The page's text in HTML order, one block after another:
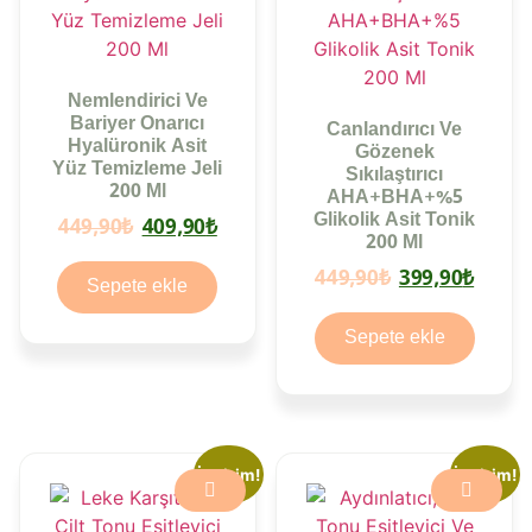
Nemlendirici Ve
Bariyer Onarıcı
Hyalüronik Asit
Yüz Temizleme Jeli
200 Ml
449,90₺ Orijinal
fiyat:
449,90₺.
409,90₺Şu
fiyat:
409,90₺.
Sepete ekle
Canlandırıcı Ve
Gözenek
Sıkılaştırıcı
AHA+BHA+%5
Glikolik Asit Tonik
200 Ml
449,90₺ Orijinal
fiyat:
449,90₺.
399,90₺Şu
Sepete ekle
İndirim! İndirim!